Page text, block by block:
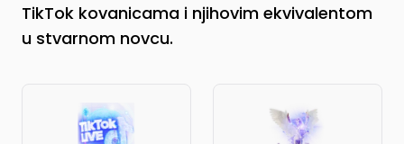
TikTok kovanicama i njihovim ekvivalentom
u stvarnom novcu.